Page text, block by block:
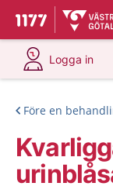
Till startsidan
Du har
Logga in
på 1177.se
Före en